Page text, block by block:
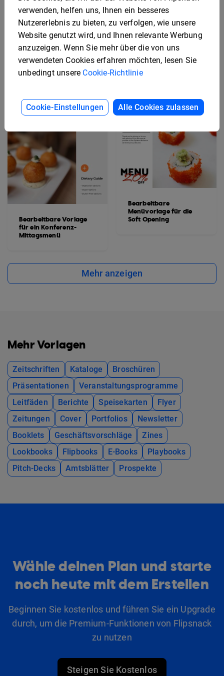
Interaktive
Menüvorlage für
Firmencatering
Bearbeitbare Vorlage
für ein Konferenz-
Mittagsmenü
glutenfreie
Menüvorlage
Bearbeitbare
Menüvorlage für die
Soft Opening
Mehr anzeigen
Mehr Vorlagen
Zeitschriften Kataloge
Broschüren
Präsentationen
Veranstaltungsprogramme
Leitfäden
Berichte Speisekarten
Flyer
Zeitungen
Cover Portfolios
Newsletter
Booklets
Geschäftsvorschläge
Zines
Lookbooks
Flipbooks E-Books
Playbooks
Pitch-Decks
Amtsblätter Prospekte
Wähle deinen Plan und starte
noch heute mit dem Erstellen
Beginnen Sie kostenlos und führen Sie ein Upgrade
durch, um die Premium-Funktionen von Flipsnack
zu nutzen
Steigen Sie Kostenlos
verwenden, helfen uns, Ihnen ein besseres
Nutzererlebnis zu bieten, zu verfolgen, wie unsere
Website genutzt wird, und Ihnen relevante Werbung
anzuzeigen. Wenn Sie mehr über die von uns
verwendeten Cookies erfahren möchten, lesen Sie
unbedingt unsere Cookie-Richtlinie
Cookie-Einstellungen Alle Cookies zulassen